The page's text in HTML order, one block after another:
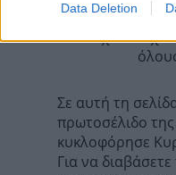
Data Deletion
Τα σχόλια
Σε αυτή τη
πρωτοσέλιδο
κυκλοφόρησε
Για να